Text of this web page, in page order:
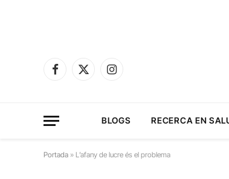
Facebook
X
Instagram
BLOGS RECERCA EN
Portada » L’afany de lucre és el problema